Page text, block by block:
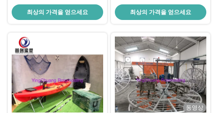
구 상자 알루미늄 폼 고객 요구 사항
최상의 가격을 얻으세요
성형 고능률
최상의 가격을 얻으세요
동영상